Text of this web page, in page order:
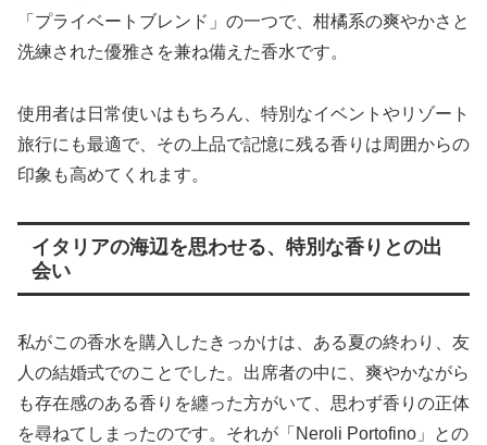
「プライベートブレンド」の一つで、柑橘系の爽やかさと
洗練された優雅さを兼ね備えた香水です。
使用者は日常使いはもちろん、特別なイベントやリゾート
旅行にも最適で、その上品で記憶に残る香りは周囲からの
印象も高めてくれます。
イタリアの海辺を思わせる、特別な香りとの出
会い
私がこの香水を購入したきっかけは、ある夏の終わり、友
人の結婚式でのことでした。出席者の中に、爽やかながら
も存在感のある香りを纏った方がいて、思わず香りの正体
を尋ねてしまったのです。それが「Neroli Portofino」との